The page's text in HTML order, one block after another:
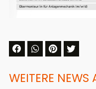
WEITERE NEWS